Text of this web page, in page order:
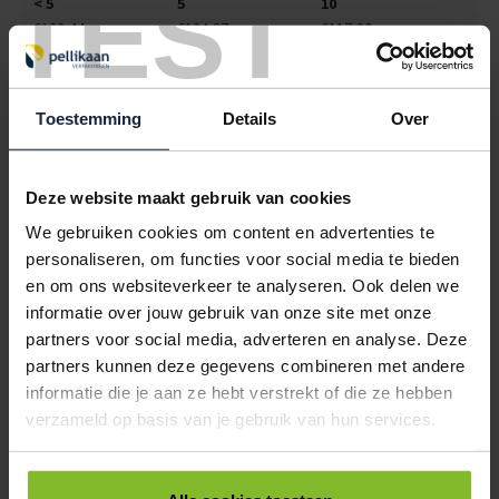
TEST
Toestemming Details Over
Deze website maakt gebruik van cookies
We gebruiken cookies om content en advertenties te
personaliseren, om functies voor social media te bieden
en om ons websiteverkeer te analyseren. Ook delen we
informatie over jouw gebruik van onze site met onze
partners voor social media, adverteren en analyse. Deze
partners kunnen deze gegevens combineren met andere
informatie die je aan ze hebt verstrekt of die ze hebben
verzameld op basis van je gebruik van hun services.
€132,44
€124,87 €117,30
5017035 €0,00
ROL PLASTIC FOLIE 100CM / 100 METER LDPE DIKTE 0.10
TRANSPARANT
€65,36
€61,63 €57,89
5017036 €0,00
ROL PLASTIC FOLIE 120CM / 100 METER LDPE DIKTE 0.10
TRANSPARANT
< 5
10
€78,47
€73,99 €69,50
5017038 €0,00
ROL PLASTIC FOLIE 200CM / 100 METER LDPE DIKTE 0.10